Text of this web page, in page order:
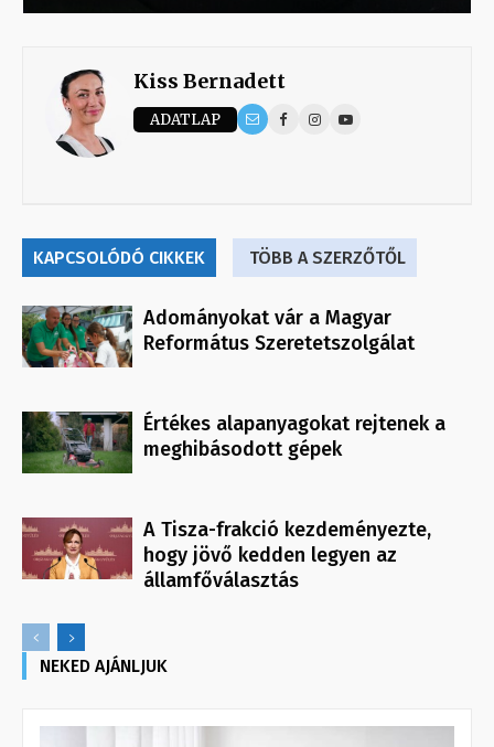
Kiss Bernadett
ADATLAP
KAPCSOLÓDÓ CIKKEK TÖBB A SZERZŐTŐL
Adományokat vár a Magyar
Református Szeretetszolgálat
Értékes alapanyagokat rejtenek a
meghibásodott gépek
A Tisza-frakció kezdeményezte,
hogy jövő kedden legyen az
államfőválasztás
NEKED AJÁNLJUK